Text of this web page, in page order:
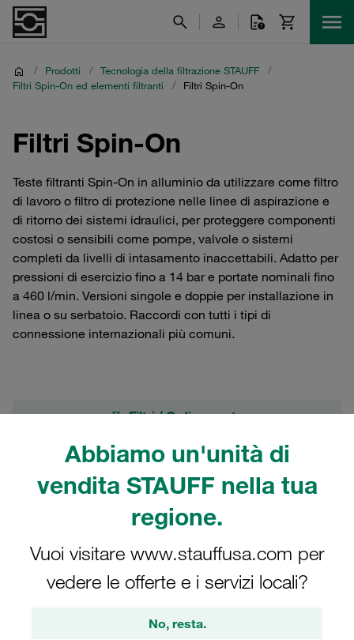
Abbiamo un'unità di
vendita STAUFF nella tua
regione.
Vuoi visitare www.stauffusa.com per
vedere le offerte e i servizi locali?
No, resta.
/ Prodotti / Tecnologia della filtrazione STAUFF
/
Filtri Spin-On ed elementi filtranti
/ Filtri Spin-On
Filtri Spin-On
Teste filtranti Spin-On in alluminio da utilizzare come filtro
di lavoro o filtro di protezione nelle linee di aspirazione e
di ritorno dei sistemi idraulici, per proteggere componenti
costosi o sensibili come pompe, valvole o sistemi
completi da livelli di intasamento inaccettabili. Adatto per
pressioni di esercizio fino a 14 bar e portate nominali fino
a 460 l/min. Versioni singole e doppie per installazione in
linea o su serbatoio. Raccordi con tutti i tipi di
connessione internazionali più comuni.
Filtri / Ordinamento
Filtri Spin-On ed elementi filtranti
Griglia Elenco
connessione: 3/4 BSPP bypass: 0,2 bar / 3